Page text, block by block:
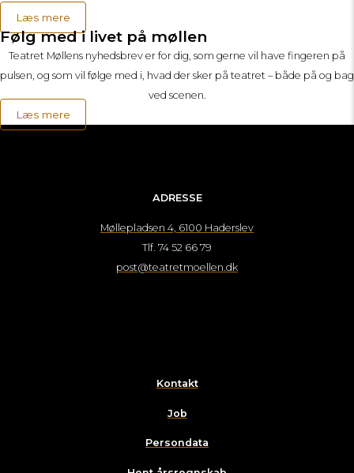
Læs mere
Følg med i livet på møllen
Teatret Møllens nyhedsbrev er for dig, som gerne vil have fingeren på
pulsen, og som vil følge med i, hvad der sker på teatret – både på og bag
ved scenen.
Læs mere
ADRESSE
Møllepladsen 4, 6100 Haderslev
Tlf. 74 52 66 79
post@teatretmoellen.dk
Kontakt
Job
Persondata